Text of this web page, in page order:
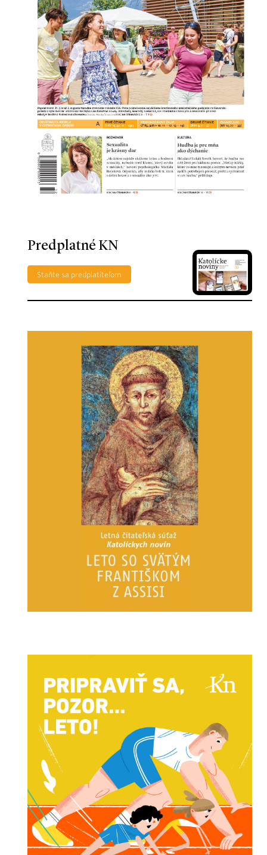
Predplatné KN
Staňte sa predplatiteľom